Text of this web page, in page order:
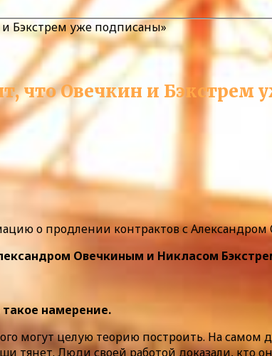
и Бэкстрем уже подписаны»
что Овечкин и Бэкстрем
о продлении контрактов с
Овечкиным и Никласом
намерение.
могут целую теорию построить. На самом
тянет. Люди своей работой доказали, кто